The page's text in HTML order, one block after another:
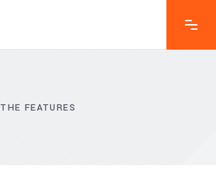
FEATURES